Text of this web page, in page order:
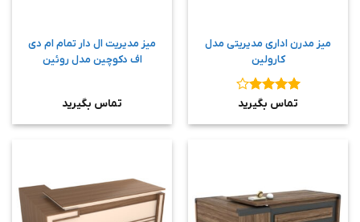
میز مدرن اداری مدیریتی مدل
کارولین
نمره ۴
تماس بگیرید
میز مدیریت ال دار تمام ام دی
اف دکوچین مدل روئین
تماس بگیرید